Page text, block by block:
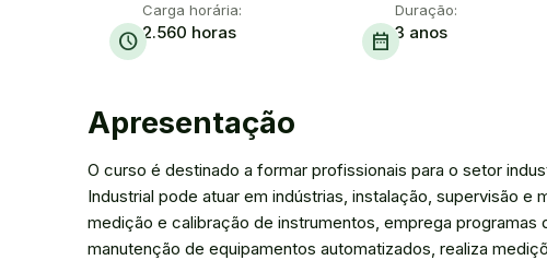
schedule
Carga horária:
2.560 horas date_range
Duração:
3 anos
Apresentação
O curso é destinado a formar profissionais para o setor
Industrial pode atuar em indústrias, instalação, supervisão
medição e calibração de instrumentos, emprega
manutenção de equipamentos automatizados, realiza